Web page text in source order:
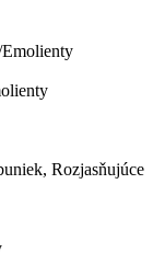
Rozjasňujúce